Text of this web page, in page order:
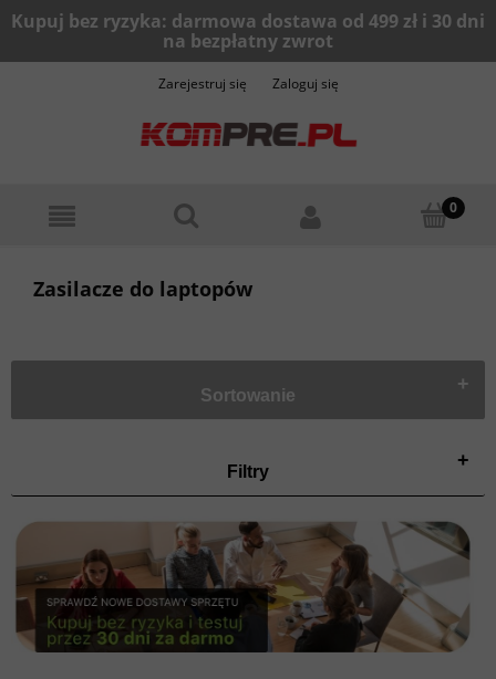
Zarejestruj się Zaloguj się
Zasilacze do laptopów
Sortowanie
+
Filtry
+